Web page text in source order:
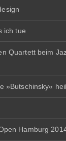
ich tue
Quartett beim
»Butschinsky«
Hamburg